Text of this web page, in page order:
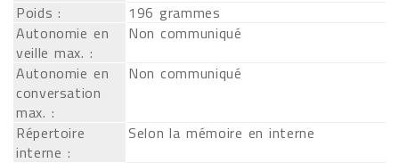
Poids :
196 grammes
Autonomie en
veille max. :
Non communiqué
Autonomie en
conversation
max. :
Non communiqué
Répertoire
interne :
Selon la mémoire en interne